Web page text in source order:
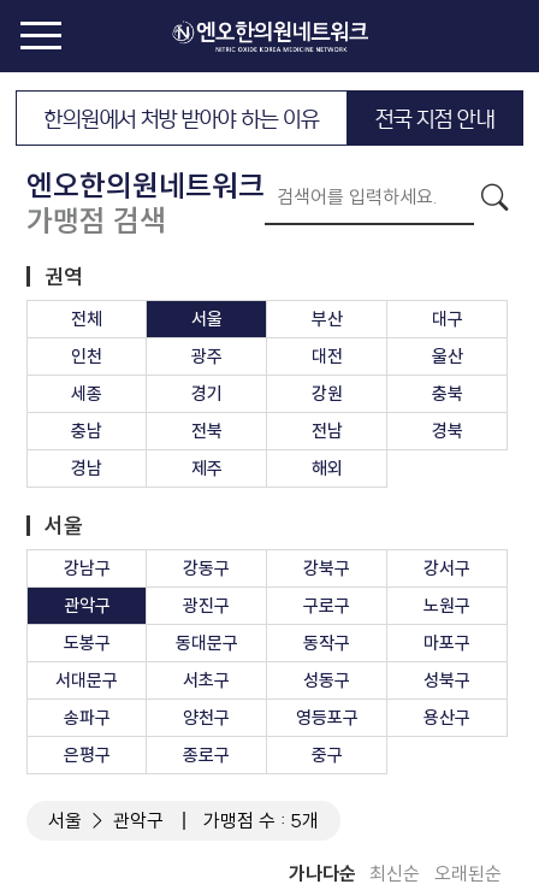
한의원에서 처방 받아야 하는 이유 전국 지점 안내
엔오한의원네트워크
가맹점 검색
권역
전체 서울 부산
대구
인천
광주 대전
울산
세종
경기 강원
충북
충남
전북 전남
경북
경남
제주 해외
서울
강남구 강동구 강북구
강서구
관악구
광진구 구로구
노원구
도봉구
동대문구 동작구
마포구
서대문구
서초구 성동구
성북구
송파구
양천구 영등포구
용산구
은평구
종로구 중구
서울 관악구 가맹점 수 : 5개
가나다순 최신순 오래된순